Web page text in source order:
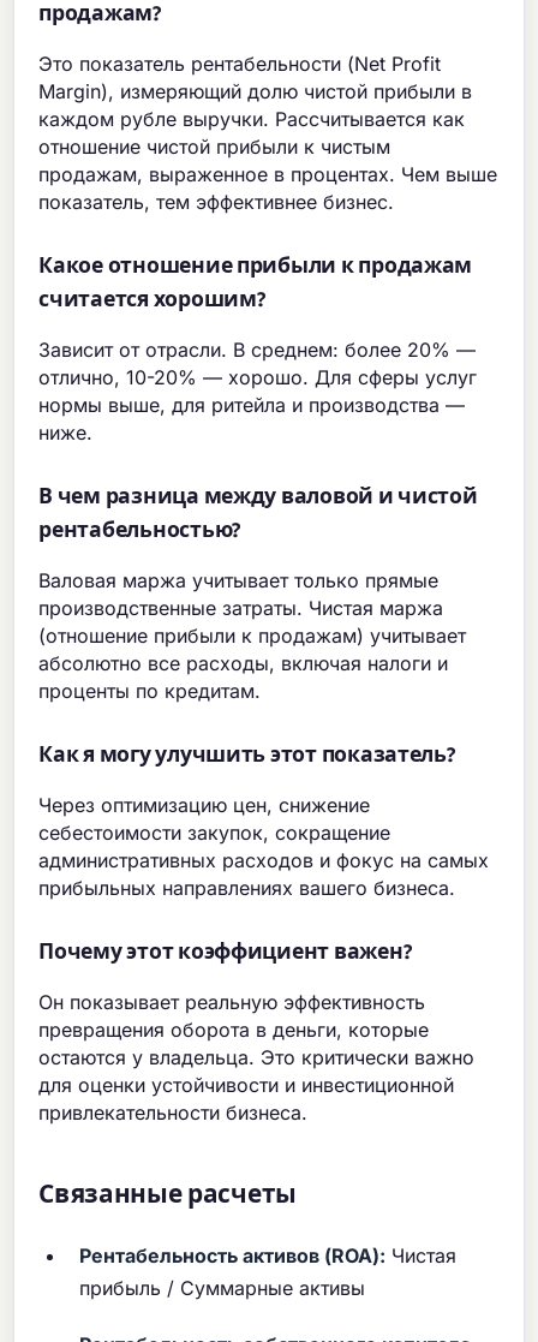
продажам?
Это показатель рентабельности (Net Profit
Margin), измеряющий долю чистой прибыли в
каждом рубле выручки. Рассчитывается как
отношение чистой прибыли к чистым
продажам, выраженное в процентах. Чем выше
показатель, тем эффективнее бизнес.
Какое отношение прибыли к продажам
считается хорошим?
Зависит от отрасли. В среднем: более 20% —
отлично, 10-20% — хорошо. Для сферы услуг
нормы выше, для ритейла и производства —
ниже.
В чем разница между валовой и чистой
рентабельностью?
Валовая маржа учитывает только прямые
производственные затраты. Чистая маржа
(отношение прибыли к продажам) учитывает
абсолютно все расходы, включая налоги и
проценты по кредитам.
Как я могу улучшить этот показатель?
Через оптимизацию цен, снижение
себестоимости закупок, сокращение
административных расходов и фокус на самых
прибыльных направлениях вашего бизнеса.
Почему этот коэффициент важен?
Он показывает реальную эффективность
превращения оборота в деньги, которые
остаются у владельца. Это критически важно
для оценки устойчивости и инвестиционной
привлекательности бизнеса.
Связанные расчеты
Рентабельность активов (ROA): Чистая
прибыль / Суммарные активы